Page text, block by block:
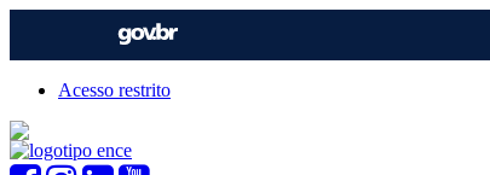
Acesso restrito